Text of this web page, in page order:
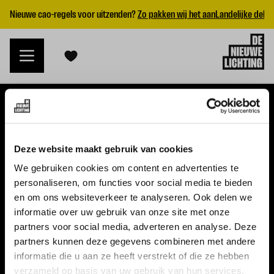
Deze website maakt gebruik van cookies
We gebruiken cookies om content en advertenties te
personaliseren, om functies voor social media te bieden
en om ons websiteverkeer te analyseren. Ook delen we
informatie over uw gebruik van onze site met onze
partners voor social media, adverteren en analyse. Deze
partners kunnen deze gegevens combineren met andere
informatie die u aan ze heeft verstrekt of die ze hebben
verzameld op basis van uw gebruik van hun services.
Nieuwe cao-regels voor uitzenden?Zo pakken wij het aanLandelijke
WERKGEVERS
Nieuwe cao uitzenden 2026
Vraag een offerte aan
VACATURES
Alle vacatures
Topvacatures